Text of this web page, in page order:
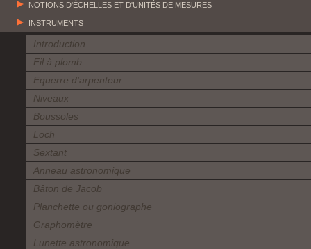
NOTIONS D'ÉCHELLES ET D'UNITÉS DE MESURES
INSTRUMENTS
Introduction
Fil à plomb
Equerre d'arpenteur
Niveaux
Boussoles
Loch
Sextant
Anneau astronomique
Bâton de Jacob
Planchette ou goniographe
Graphomètre
Lunette astronomique